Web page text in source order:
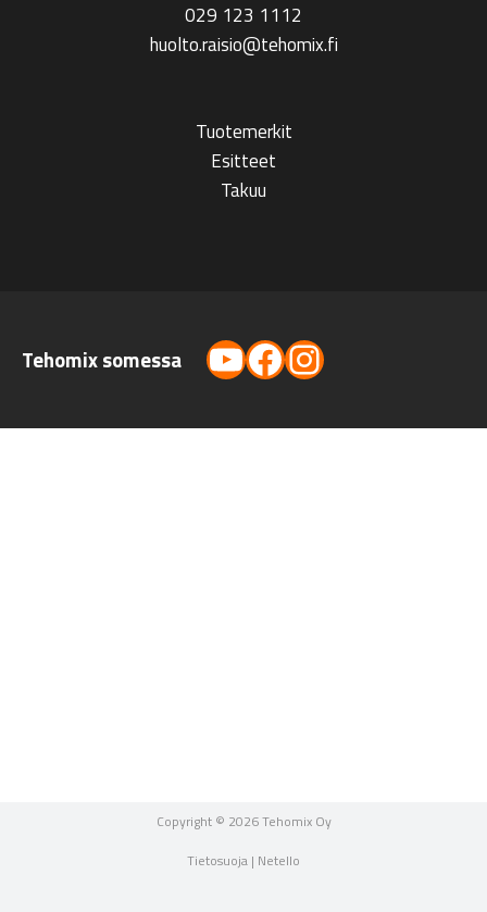
029 123 1112
huolto.raisio@tehomix.fi
Tuotemerkit
Esitteet
Takuu
Tehomix somessa YouTube
Facebook
Instagram
Copyright © 2026 Tehomix Oy
Tietosuoja | Netello